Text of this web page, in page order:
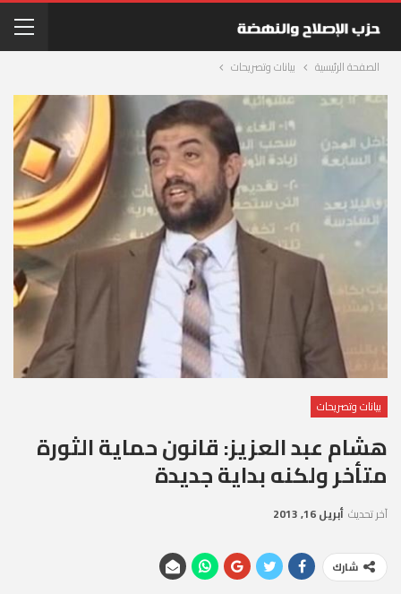
الصفحة الرئيسية بيانات وتصريحات
بيانات وتصريحات
هشام عبد العزيز: قانون حماية الثورة
متأخر ولكنه بداية جديدة
آخر تحديث أبريل 16, 2013
شارك